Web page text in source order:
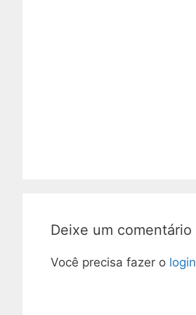
Deixe um comentário
Você precisa fazer o login